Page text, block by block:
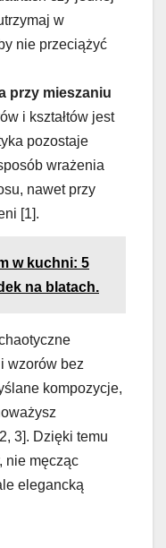
w
nie przeciążyć
przy mieszaniu
i kształtów jest
pozostaje
wrażenia
nawet przy
[1].
w kuchni: 5
na blatach.
wzorów bez
kompozycje,
3]. Dzięki temu
nie męcząc
elegancką